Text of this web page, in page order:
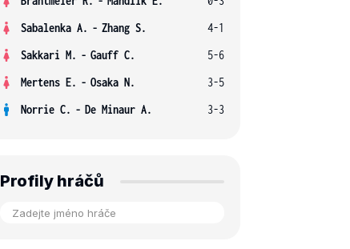
Sabalenka A. - Zhang S.
4-1
Sakkari M. - Gauff C.
5-6
Mertens E. - Osaka N.
3-5
Norrie C. - De Minaur A. 3-3
Profily hráčů